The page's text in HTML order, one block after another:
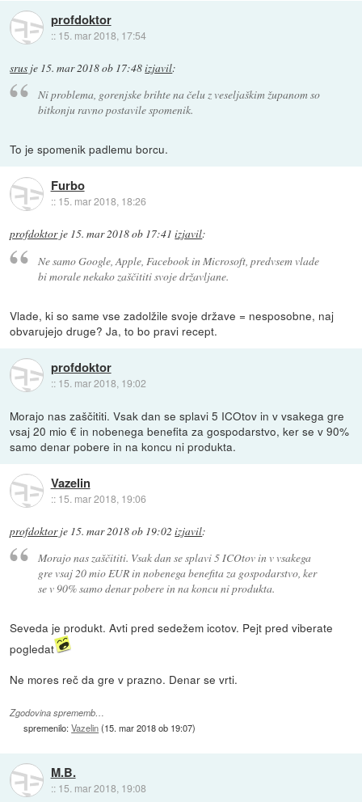
profdoktor
:: 15. mar 2018, 17:54
srus je 15. mar 2018 ob 17:48izjavil:
Ni problema, gorenjske brihte na čelu z veseljaškim županom so
bitkonju ravno postavile spomenik.
To je spomenik padlemu borcu.
Furbo
:: 15. mar 2018, 18:26
profdoktorje 15. mar 2018 ob 17:41 izjavil:
Ne samo Google, Apple, Facebook in Microsoft, predvsem vlade
bi morale nekako zaščititi svoje državljane.
Vlade, ki so same vse zadolžile svoje države = nesposobne, naj
obvarujejo druge? Ja, to bo pravi recept.
profdoktor
:: 15. mar 2018, 19:02
Morajo nas zaščititi. Vsak dan se splavi 5 ICOtov in v vsakega gre
vsaj 20 mio € in nobenega benefita za gospodarstvo, ker se v 90%
samo denar pobere in na koncu ni produkta.
Vazelin
:: 15. mar 2018, 19:06
profdoktorje 15. mar 2018 ob 19:02 izjavil:
Morajo nas zaščititi. Vsak dan se splavi 5 ICOtov in v vsakega
gre vsaj 20 mio EUR in nobenega benefita za gospodarstvo, ker
se v 90% samo denar pobere in na koncu ni produkta.
Seveda je produkt. Avti pred sedežem icotov. Pejt pred viberate
pogledat
Ne mores reč da gre v prazno. Denar se vrti.
Zgodovina sprememb…
spremenilo:Vazelin(15. mar 2018 ob 19:07)
M.B.
:: 15. mar 2018, 19:08